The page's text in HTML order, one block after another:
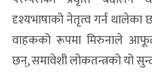
दृश्यभाषाको नेतृत्व गर्न थालेका
वाहकको रूपमा मिरुनाले
छन्, समावेशी लोकतन्त्रको यो